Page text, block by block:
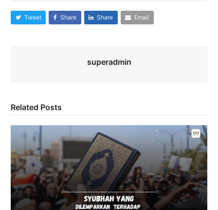
Tweet Share Share Email
superadmin
Related Posts